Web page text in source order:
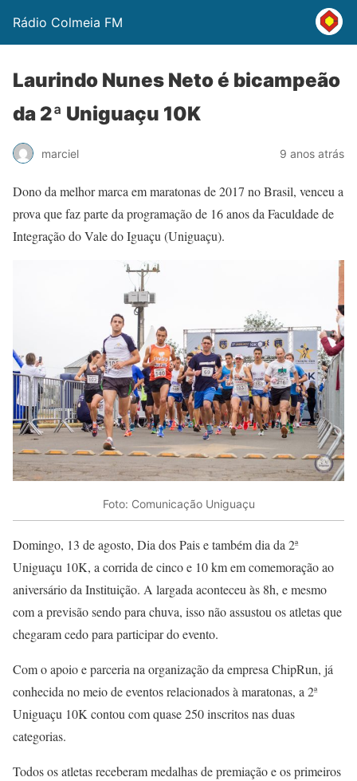
Rádio Colmeia FM
Laurindo Nunes Neto é bicampeão
da 2ª Uniguaçu 10K
marciel 9 anos atrás
Dono da melhor marca em maratonas de 2017 no Brasil, venceu a
prova que faz parte da programação de 16 anos da Faculdade de
Integração do Vale do Iguaçu (Uniguaçu).
Foto: Comunicação Uniguaçu
Domingo, 13 de agosto, Dia dos Pais e também dia da 2ª
Uniguaçu 10K, a corrida de cinco e 10 km em comemoração ao
aniversário da Instituição. A largada aconteceu às 8h, e mesmo
com a previsão sendo para chuva, isso não assustou os atletas que
chegaram cedo para participar do evento.
Com o apoio e parceria na organização da empresa ChipRun, já
conhecida no meio de eventos relacionados à maratonas, a 2ª
Uniguaçu 10K contou com quase 250 inscritos nas duas
categorias.
Todos os atletas receberam medalhas de premiação e os primeiros